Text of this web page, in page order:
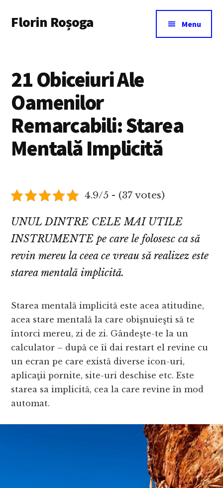
main
menu
Florin Roșoga Menu
21 Obiceiuri Ale
Oamenilor
Remarcabili: Starea
Mentală Implicită
4.9/5 - (37 votes)
UNUL DINTRE CELE MAI UTILE
INSTRUMENTE pe care le folosesc ca să
revin mereu la ceea ce vreau să realizez este
starea mentală implicită.
Starea mentală implicită este acea atitudine,
acea stare mentală la care obişnuieşti să te
întorci mereu, zi de zi. Gândeşte-te la un
calculator – după ce îi dai restart el revine cu
un ecran pe care există diverse icon-uri,
aplicaţii pornite, site-uri deschise etc. Este
starea sa implicită, cea la care revine în mod
automat.